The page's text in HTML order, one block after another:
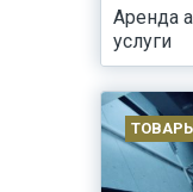
Аренда
услуги